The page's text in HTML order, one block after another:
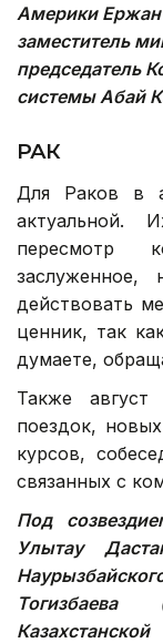
Америки Ержан
заместитель
председатель
системы Абай
РАК
Для Раков в
актуальной.
пересмотр
заслуженное,
действовать
ценник, так
думаете,
Также
поездок,
курсов,
связанных с
Под
Улытау
Тогизбаева